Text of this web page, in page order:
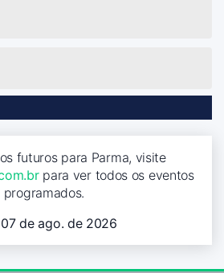
futuros para Parma, visite
para ver todos os eventos
programados.
07 de ago. de 2026